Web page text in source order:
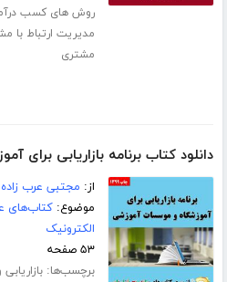
روش های کسب
مدیریت ارتباط با
مشتری
دانلود کتاب برنامه بازاریابی
از: مجتبی عرب زاده
موضوع:کتاب‌های
الکترونیک
۵۳ صفحه
برچسب‌ها: